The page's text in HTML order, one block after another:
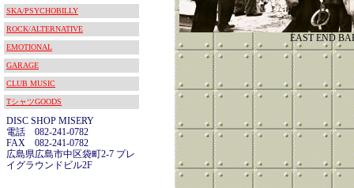
SKA/PSYCHOBILLY
ROCK/ALTERNATIVE
EMOTIONAL
GARAGE
CLUB MUSIC
TシャツGOODS
DISC SHOP MISERY
電話 082-241-0782
FAX 082-241-0782
広島県広島市中区袋町2-7 プレ
イグラウンドビル2F
EAST END